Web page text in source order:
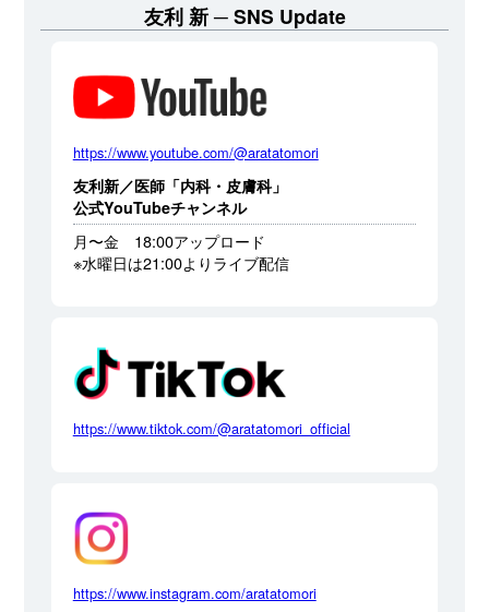
友利 新 SNS Update
https://www.youtube.com/@aratatomori
友利新／医師「内科・皮膚科」
公式YouTubeチャンネル
月〜金 18:00アップロード
※水曜日は21:00よりライブ配信
https://www.tiktok.com/@aratatomori_official
https://www.instagram.com/aratatomori